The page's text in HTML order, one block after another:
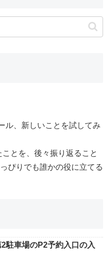
、新しいことを試してみ
とを、後々振り返ること
ぴりでも誰かの役に立てる
駐車場のP2予約入口の入